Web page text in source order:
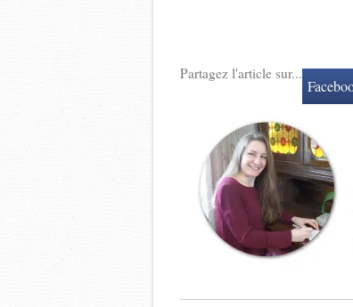
Partagez l'article sur...